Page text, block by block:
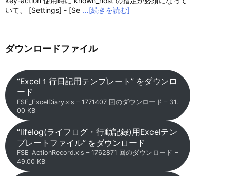
いて、 [Settings] - [Se …[続きを読む]
ダウンロードファイル
“Excel１行日記用テンプレート” をダウンロ
ード
FSE_ExcelDiary.xls – 1771407 回のダウンロード – 31.
00 KB
“lifelog(ライフログ・行動記録)用Excelテン
プレートファイル” をダウンロード
FSE_ActionRecord.xls – 1762871 回のダウンロード –
49.00 KB